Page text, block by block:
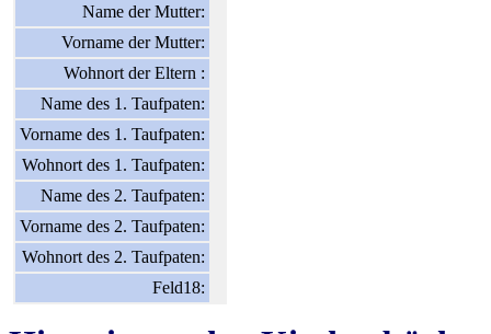
Name der Mutter:
Vorname der Mutter:
Wohnort der Eltern :
Name des 1. Taufpaten:
Vorname des 1. Taufpaten:
Wohnort des 1. Taufpaten:
Name des 2. Taufpaten:
Vorname des 2. Taufpaten:
Wohnort des 2. Taufpaten:
Feld18: